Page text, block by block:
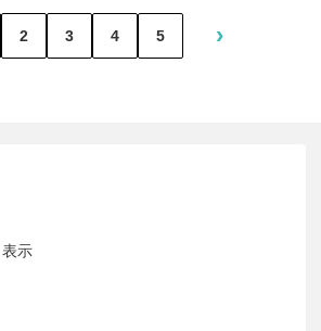
2 3 4 5 ›
示